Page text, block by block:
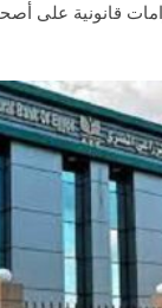
قانونية على